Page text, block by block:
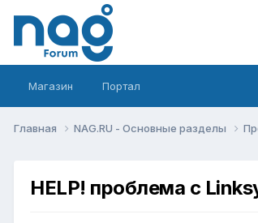
Магазин Портал
Главная NAG.RU - Основные разделы
HELP! проблема с